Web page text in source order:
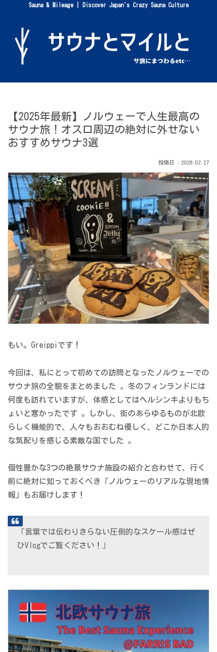
Sauna & Mileage | Discover Japan's Crazy Sauna Culture
【2025年最新】ノルウェーで人生最高の
サウナ旅！オスロ周辺の絶対に外せない
おすすめサウナ3選
2026.02.27
もい。Greippiです！
今回は、私にとって初めての訪問となったノルウェーでの
サウナ旅の全貌をまとめました 。冬のフィンランドには
何度も訪れていますが、体感としてはヘルシンキよりもち
ょいと寒かったです 。しかし、街のあらゆるものが北欧
らしく機能的で、人々もおおむね優しく、どこか日本人的
な気配りを感じる素敵な国でした 。
個性豊かな3つの絶景サウナ施設の紹介と合わせて、行く
前に絶対に知っておくべき「ノルウェーのリアルな現地情
報」もお届けします！
「言葉では伝わりきらない圧倒的なスケール感はぜ
ひVlogでご覧ください！」